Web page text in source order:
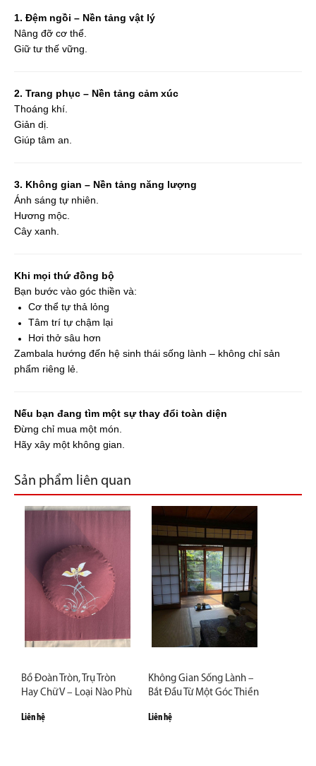
1. Đệm ngồi – Nền tảng vật lý
Nâng đỡ cơ thể.
Giữ tư thế vững.
2. Trang phục – Nền tảng cảm xúc
Thoáng khí.
Giản dị.
Giúp tâm an.
3. Không gian – Nền tảng năng lượng
Ánh sáng tự nhiên.
Hương mộc.
Cây xanh.
Khi mọi thứ đồng bộ
Bạn bước vào góc thiền và:
Cơ thể tự thả lỏng
Tâm trí tự chậm lại
Hơi thở sâu hơn
Zambala hướng đến hệ sinh thái sống lành – không chỉ sản
phẩm riêng lẻ.
Nếu bạn đang tìm một sự thay đổi toàn diện
Đừng chỉ mua một món.
Hãy xây một không gian.
Sản phẩm liên quan
Bồ Đoàn Tròn, Trụ Tròn
Hay Chữ V – Loại Nào Phù
Liên hệ
Không Gian Sống Lành –
Bắt Đầu Từ Một Góc Thiền
Liên hệ